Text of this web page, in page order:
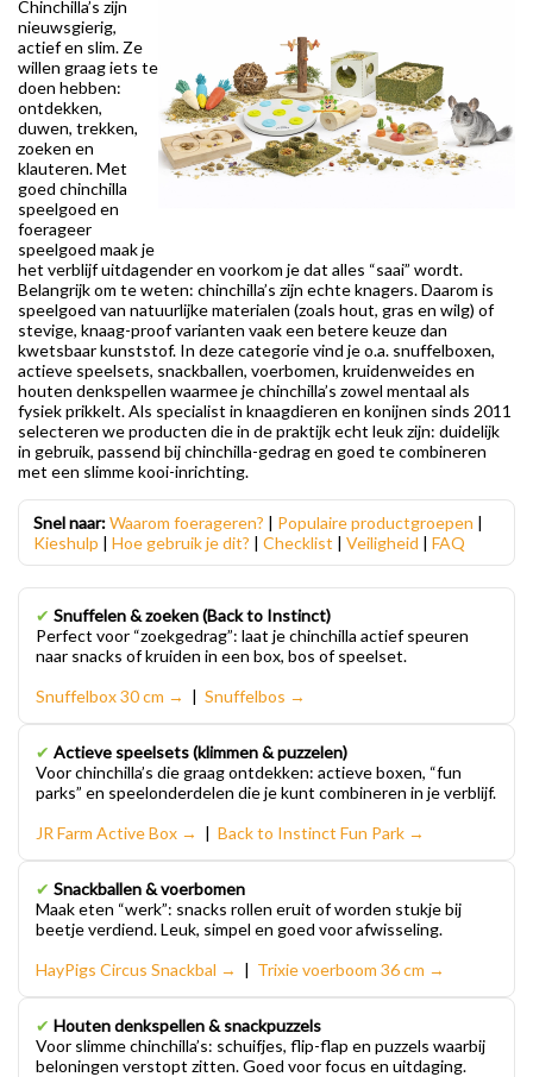
Chinchilla’s zijn
nieuwsgierig,
actief en slim. Ze
willen graag iets te
doen hebben:
ontdekken,
duwen, trekken,
zoeken en
klauteren. Met
goed chinchilla
speelgoed en
foerageer
speelgoed maak je
het verblijf uitdagender en voorkom je dat alles “saai” wordt.
Belangrijk om te weten: chinchilla’s zijn echte knagers. Daarom is
speelgoed van natuurlijke materialen (zoals hout, gras en wilg) of
stevige, knaag-proof varianten vaak een betere keuze dan
kwetsbaar kunststof. In deze categorie vind je o.a. snuffelboxen,
actieve speelsets, snackballen, voerbomen, kruidenweides en
houten denkspellen waarmee je chinchilla’s zowel mentaal als
fysiek prikkelt. Als specialist in knaagdieren en konijnen sinds 2011
selecteren we producten die in de praktijk echt leuk zijn: duidelijk
in gebruik, passend bij chinchilla-gedrag en goed te combineren
met een slimme kooi-inrichting.
Snel naar:Waarom foerageren? | Populaire productgroepen |
Kieshulp | Hoe gebruik je dit? | Checklist | Veiligheid | FAQ
✔ Snuffelen & zoeken (Back to Instinct)
Perfect voor “zoekgedrag”: laat je chinchilla actief speuren
naar snacks of kruiden in een box, bos of speelset.
Snuffelbox 30 cm → | Snuffelbos →
✔ Actieve speelsets (klimmen & puzzelen)
Voor chinchilla’s die graag ontdekken: actieve boxen, “fun
parks” en speelonderdelen die je kunt combineren in je verblijf.
JR Farm Active Box → | Back to Instinct Fun Park →
✔ Snackballen & voerbomen
Maak eten “werk”: snacks rollen eruit of worden stukje bij
beetje verdiend. Leuk, simpel en goed voor afwisseling.
HayPigs Circus Snackbal → | Trixie voerboom 36 cm →
✔ Houten denkspellen & snackpuzzels
Voor slimme chinchilla’s: schuifjes, flip-flap en puzzels waarbij
beloningen verstopt zitten. Goed voor focus en uitdaging.